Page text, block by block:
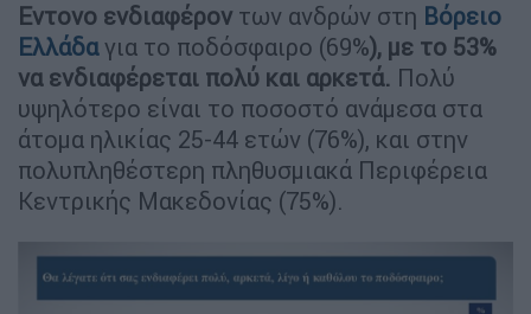
Εντονο ενδιαφέρον των ανδρών στη Βόρειο
Ελλάδαγια το ποδόσφαιρο (69%), με το 53%
να ενδιαφέρεται πολύ και αρκετά. Πολύ
υψηλότερο είναι το ποσοστό ανάμεσα στα
άτομα ηλικίας 25-44 ετών (76%), και στην
πολυπληθέστερη πληθυσμιακά Περιφέρεια
Κεντρικής Μακεδονίας (75%).